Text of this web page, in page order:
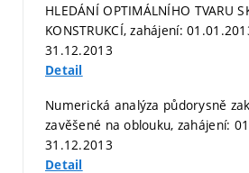
HLEDÁNÍ OPTIMÁLNÍHO TVARU
KONSTRUKCÍ, zahájení:
31.12.2013
Detail
Numerická analýza půdorysně
zavěšené na oblouku, zahájení:
31.12.2013
Detail